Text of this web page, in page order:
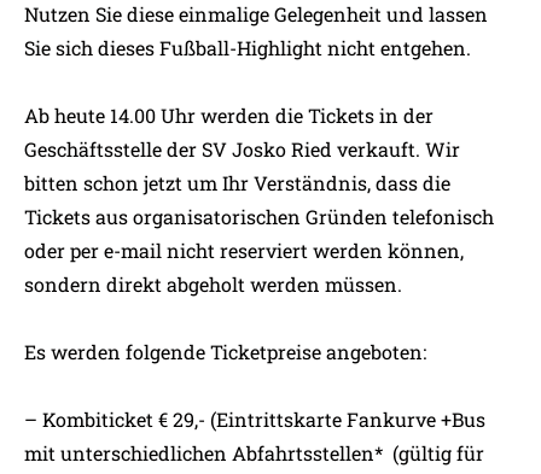
Nutzen Sie diese einmalige Gelegenheit und lassen
Sie sich dieses Fußball-Highlight nicht entgehen.
Ab heute 14.00 Uhr werden die Tickets in der
Geschäftsstelle der SV Josko Ried verkauft. Wir
bitten schon jetzt um Ihr Verständnis, dass die
Tickets aus organisatorischen Gründen telefonisch
oder per e-mail nicht reserviert werden können,
sondern direkt abgeholt werden müssen.
Es werden folgende Ticketpreise angeboten:
– Kombiticket € 29,- (Eintrittskarte Fankurve +Bus
mit unterschiedlichen Abfahrtsstellen* (gültig für